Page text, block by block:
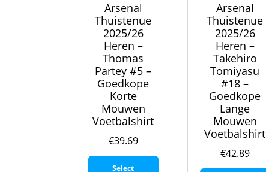
Arsenal
Thuistenue
2025/26
Heren –
Thomas
Partey #5 –
Goedkope
Korte
Mouwen
Voetbalshirt
€39.69
Select
Dit
Arsenal
Thuistenue
2025/26
Heren –
Takehiro
Tomiyasu
#18 –
Goedkope
Lange
Mouwen
Voetbalshirt
€42.89